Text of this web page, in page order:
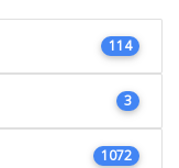
114
3
1072